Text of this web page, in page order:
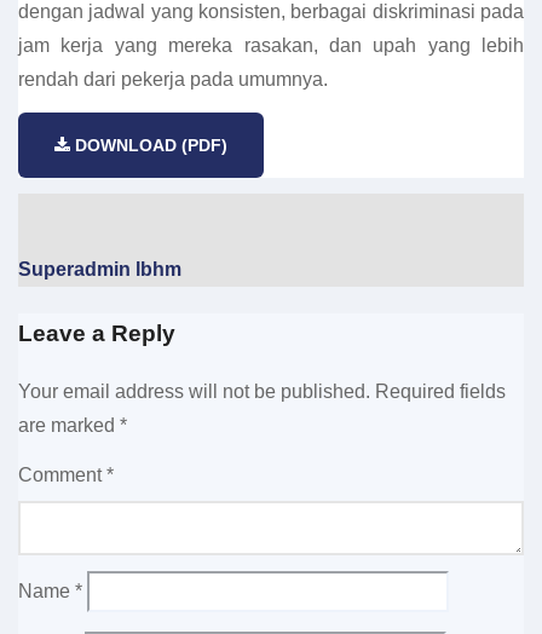
dengan jadwal yang konsisten, berbagai diskriminasi pada
jam kerja yang mereka rasakan, dan upah yang lebih
rendah dari pekerja pada umumnya.
DOWNLOAD (PDF)
Superadmin lbhm
Leave a Reply
Your email address will not be published. Required fields
are marked *
Comment*
Name *